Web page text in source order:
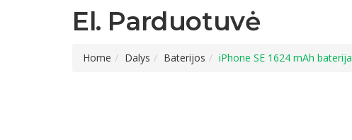
El. Parduotuvė
Home Dalys Baterijos iPhone SE 1624 mAh baterija